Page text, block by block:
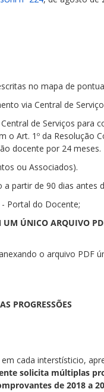
no mapa de
via Central de
de Serviços para
Art. 1º da Resolução
docente por 24 meses.
ou Associados).
partir de 90 dias antes
Portal do Docente;
UM ÚNICO ARQUIVO
o arquivo PDF
PROGRESSÕES
cada interstísticio,
solicita múltiplas
de 2018 a